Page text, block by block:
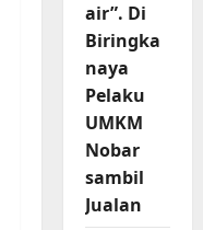
air”. Di
Biringka
naya
Pelaku
UMKM
Nobar
sambil
Jualan